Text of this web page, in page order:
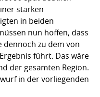
starken
in beiden
nun hoffen, dass
dennoch zu dem von
führt. Das wäre
der gesamten Region.
in der vorliegenden